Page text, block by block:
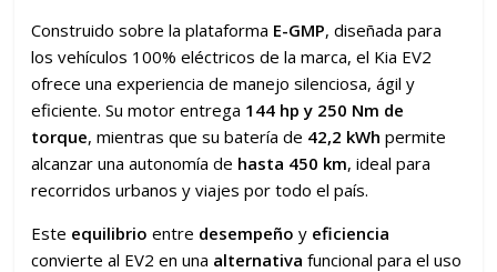
Construido sobre la plataforma E-GMP, diseñada para
los vehículos 100% eléctricos de la marca, el Kia EV2
ofrece una experiencia de manejo silenciosa, ágil y
eficiente. Su motor entrega 144 hp y 250 Nm de
torque, mientras que su batería de 42,2 kWh permite
alcanzar una autonomía de hasta 450 km, ideal para
recorridos urbanos y viajes por todo el país.
Este equilibrio entre desempeño y eficiencia
convierte al EV2 en una alternativa funcional para el uso